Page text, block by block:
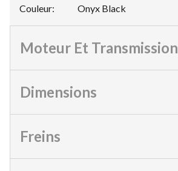
Couleur: Onyx Black
Moteur Et Transmission
Dimensions
Freins